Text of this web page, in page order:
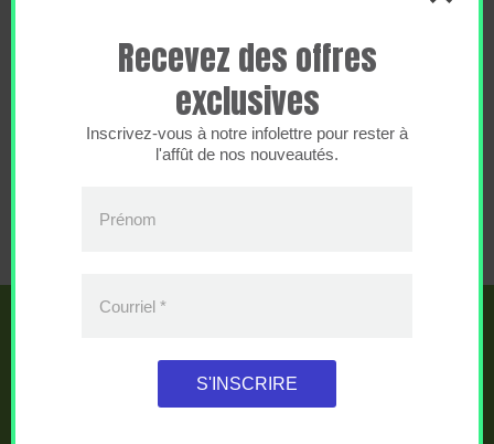
APRÈS 12H
prix
Le
prix
actuel
SOYEZ LES PREMIERS
AU COURANT!
Recevez des offres
exclusives
Inscrivez-vous à notre infolettre pour rester à
l'affût de nos nouveautés.
Prénom
Courriel *
S'INSCRIRE